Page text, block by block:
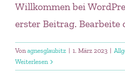
Willkommen bei
erster Beitrag. Bearbeite
Vonagnesglaubitz | 1. März 2023 |
Weiterlesen